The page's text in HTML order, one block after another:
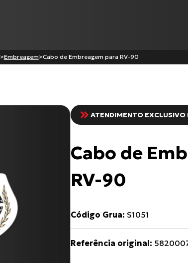
Cabo de Embreagem
CG-125
XL-883N Iron
Cabo de Acelerador
Todos os produtos
>Embreagem>Cabo de Embreagem para RV-90
ATENDIMENTO EXCLUSIVO
Cabo de
RV-90
Código Grua: S1051
Referência original: